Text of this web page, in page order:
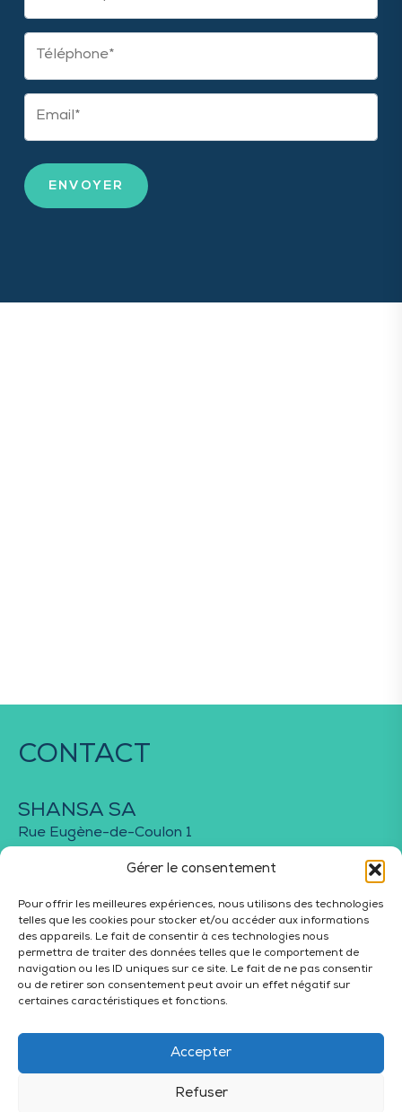
Gérer le consentement
Pour offrir les meilleures expériences, nous utilisons des technologies
telles que les cookies pour stocker et/ou accéder aux informations
des appareils. Le fait de consentir à ces technologies nous
permettra de traiter des données telles que le comportement de
navigation ou les ID uniques sur ce site. Le fait de ne pas consentir
ou de retirer son consentement peut avoir un effet négatif sur
certaines caractéristiques et fonctions.
Accepter
Refuser
CONTACT
SHANSA SA
Rue Eugène-de-Coulon 1
+41 32 753 10 00
info@shansa.ch